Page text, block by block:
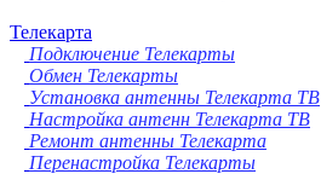
Телекарта
Подключение Телекарты
Обмен Телекарты
Установка антенны Телекарта ТВ
Настройка антенн Телекарта ТВ
Ремонт антенны Телекарта
Перенастройка Телекарты